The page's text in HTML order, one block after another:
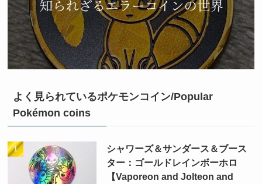
よく見られているポケモンコイン/Popular
Pokémon coins
シャワーズ＆サンダース＆ブース
ター：ゴールドレインボーホロ
【Vaporeon and Jolteon and